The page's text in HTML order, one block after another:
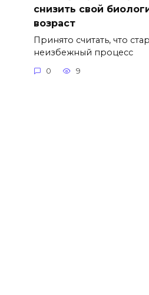
снизить свой
возраст
Принято считать, что
неизбежный процесс
0 9